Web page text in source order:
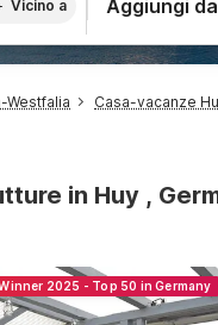
Vicino a Aggiungi
Westfalia Casa-vacanze
in Huy ,
2025 - Top 50 in Germany